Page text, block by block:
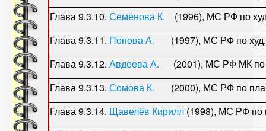
Глава 9.3.10. Семёнова К. (1996), МС РФ по
Глава 9.3.11. Попова А. (1997), МС РФ по
Глава 9.3.12. Авдеева А. (2001), МС РФ МК
Глава 9.3.13. Сомова К. (2000), МС РФ по
Глава 9.3.14. Щавелёв Кирилл (1998), МС РФ